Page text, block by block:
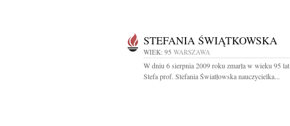
STEFANIA ŚWIĄTKOWSKA
WIEK: 95 WARSZAWA
W dniu 6 sierpnia 2009 roku zmarła w wieku 95 lat
Stefa prof. Stefania Światłowska nauczycielka...